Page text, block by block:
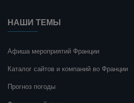
НАШИ ТЕМЫ
Афиша мероприятий Франции
Каталог сайтов и компаний во Франции
Прогноз погоды